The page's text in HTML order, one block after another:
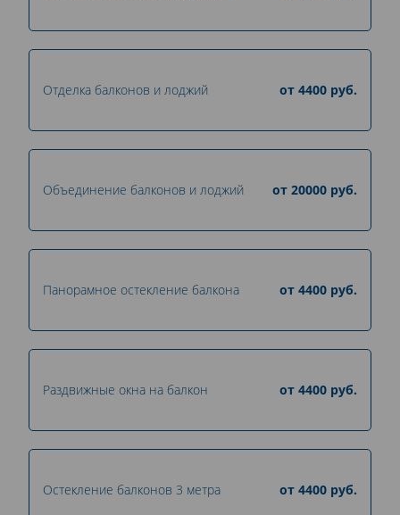
Отделка балконов и лоджий от 4400 руб.
Объединение балконов и лоджий от 20000 руб.
Панорамное остекление балкона от 4400 руб.
Раздвижные окна на балкон от 4400 руб.
Остекление балконов 3 метра от 4400 руб.